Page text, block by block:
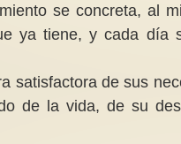
se concreta, al
ya tiene, y cada
satisfactora de sus
de la vida, de su